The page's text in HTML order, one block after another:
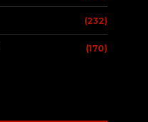
(232)
(170)